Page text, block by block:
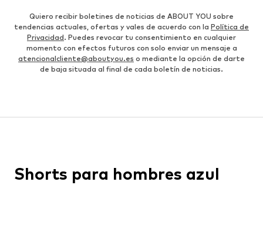
Quiero recibir boletines de noticias de ABOUT YOU sobre
tendencias actuales, ofertas y vales de acuerdo con la Política de
Privacidad. Puedes revocar tu consentimiento en cualquier
momento con efectos futuros con solo enviar un mensaje a
atencionalcliente@aboutyou.es o mediante la opción de darte
de baja situada al final de cada boletín de noticias.
Shorts para hombres azul